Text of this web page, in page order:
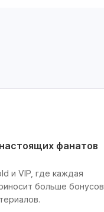
фанатов
и VIP, где каждая
больше бонусов